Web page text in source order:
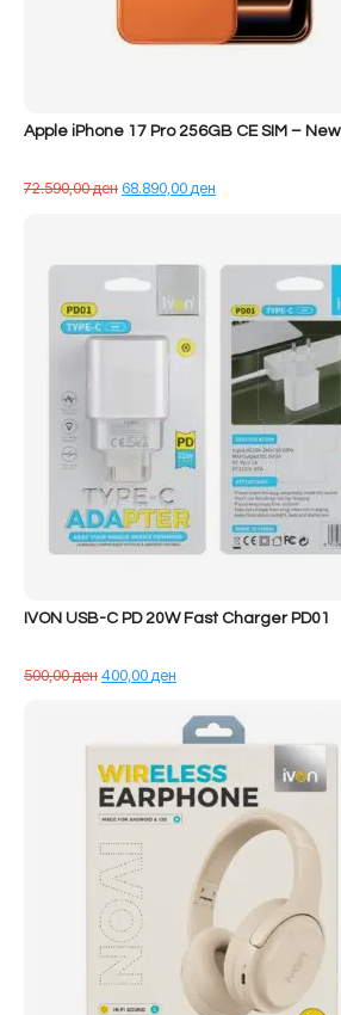
Apple iPhone 17 Pro 256GB CE SIM – New
72.590,00денÇmimi
68.890,00ден
68.890,00 ден.
IVON USB-C PD 20W Fast Charger PD01
500,00денÇmimi
400,00ден
tanishëm
është:
400,00 ден.